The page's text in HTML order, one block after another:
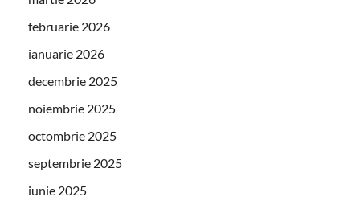
februarie 2026
ianuarie 2026
decembrie 2025
noiembrie 2025
octombrie 2025
septembrie 2025
iunie 2025